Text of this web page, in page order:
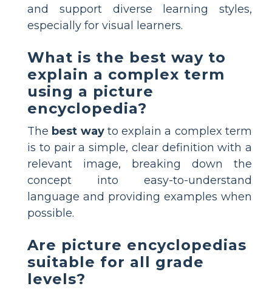
and support diverse learning styles,
especially for visual learners.
What is the best way to
explain a complex term
using a picture
encyclopedia?
The best wayto explain a complex term
is to pair a simple, clear definition with a
relevant image, breaking down the
concept into easy-to-understand
language and providing examples when
possible.
Are picture encyclopedias
suitable for all grade
levels?